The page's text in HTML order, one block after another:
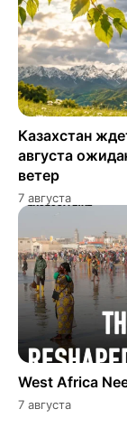
Казахстан
августа
ветер
7 августа
West Africa
7 августа